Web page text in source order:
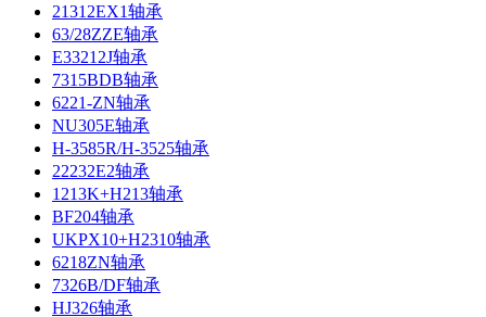
21312EX1轴承
63/28ZZE轴承
E33212J轴承
7315BDB轴承
6221-ZN轴承
NU305E轴承
H-3585R/H-3525轴承
22232E2轴承
1213K+H213轴承
BF204轴承
UKPX10+H2310轴承
6218ZN轴承
7326B/DF轴承
HJ326轴承